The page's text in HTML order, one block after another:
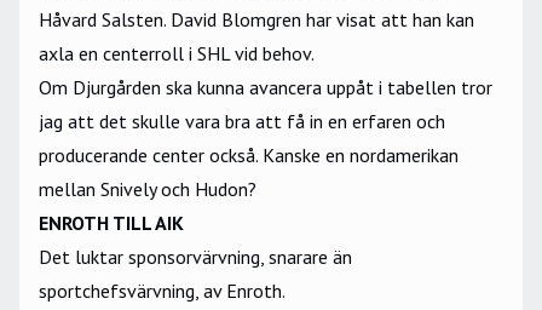
Håvard Salsten. David Blomgren har visat att han kan
axla en centerroll i SHL vid behov.
Om Djurgården ska kunna avancera uppåt i tabellen tror
jag att det skulle vara bra att få in en erfaren och
producerande center också. Kanske en nordamerikan
mellan Snively och Hudon?
ENROTH TILL AIK
Det luktar sponsorvärvning, snarare än
sportchefsvärvning, av Enroth.